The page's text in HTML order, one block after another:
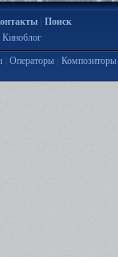
| Поиск
Киноблог
| Операторы| Композиторы|